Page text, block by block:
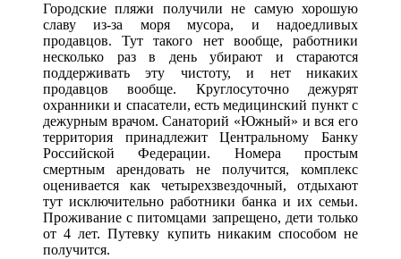
Городские пляжи получили не самую хорошую
славу из-за моря мусора, и надоедливых
продавцов. Тут такого нет вообще, работники
несколько раз в день убирают и стараются
поддерживать эту чистоту, и нет никаких
продавцов вообще. Круглосуточно дежурят
охранники и спасатели, есть медицинский пункт с
дежурным врачом. Санаторий «Южный» и вся его
территория принадлежит Центральному Банку
Российской Федерации. Номера простым
смертным арендовать не получится, комплекс
оценивается как четырехзвездочный, отдыхают
тут исключительно работники банка и их семьи.
Проживание с питомцами запрещено, дети только
от 4 лет. Путевку купить никаким способом не
получится.